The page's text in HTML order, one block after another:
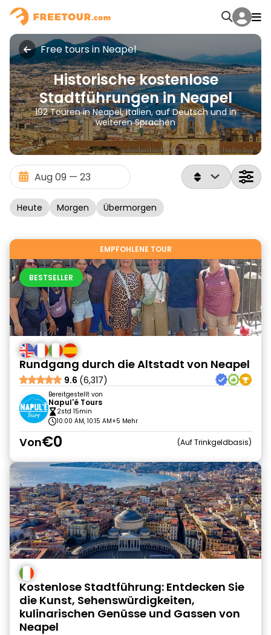
Free tours in Neapel
Historische kostenlose
Stadtführungen in Neapel
192 Touren in Neapel, Italien, auf Deutsch und in
weiteren Sprachen
Heute Morgen Übermorgen
EMPFOHLENE TOUR
BESTSELLER
Rundgang durch die Altstadt von Neapel
9.6 (6,317)
Bereitgestellt von
Napul'é Tours
2std 15min
10:00 AM, 10:15 AM+5 Mehr
Von€0 Auf Trinkgeldbasis
Kostenlose Stadtführung: Entdecken Sie
die Kunst, Sehenswürdigkeiten,
kulinarischen Genüsse und Gassen von
Neapel